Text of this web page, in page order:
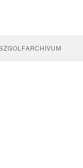
GOLFARCHÍVUM